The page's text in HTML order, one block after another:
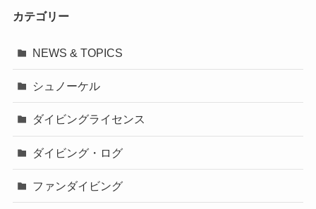
カテゴリー
NEWS & TOPICS
シュノーケル
ダイビングライセンス
ダイビング・ログ
ファンダイビング